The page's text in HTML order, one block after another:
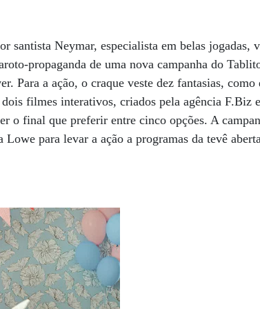
santista Neymar, especialista em belas jogadas,
propaganda de uma nova campanha do
Para a ação, o craque veste dez fantasias, como
filmes interativos, criados pela agência F.Biz
o final que preferir entre cinco opções. A
para levar a ação a programas da tevê